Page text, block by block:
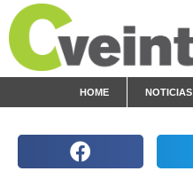
HOME NOTICIAS